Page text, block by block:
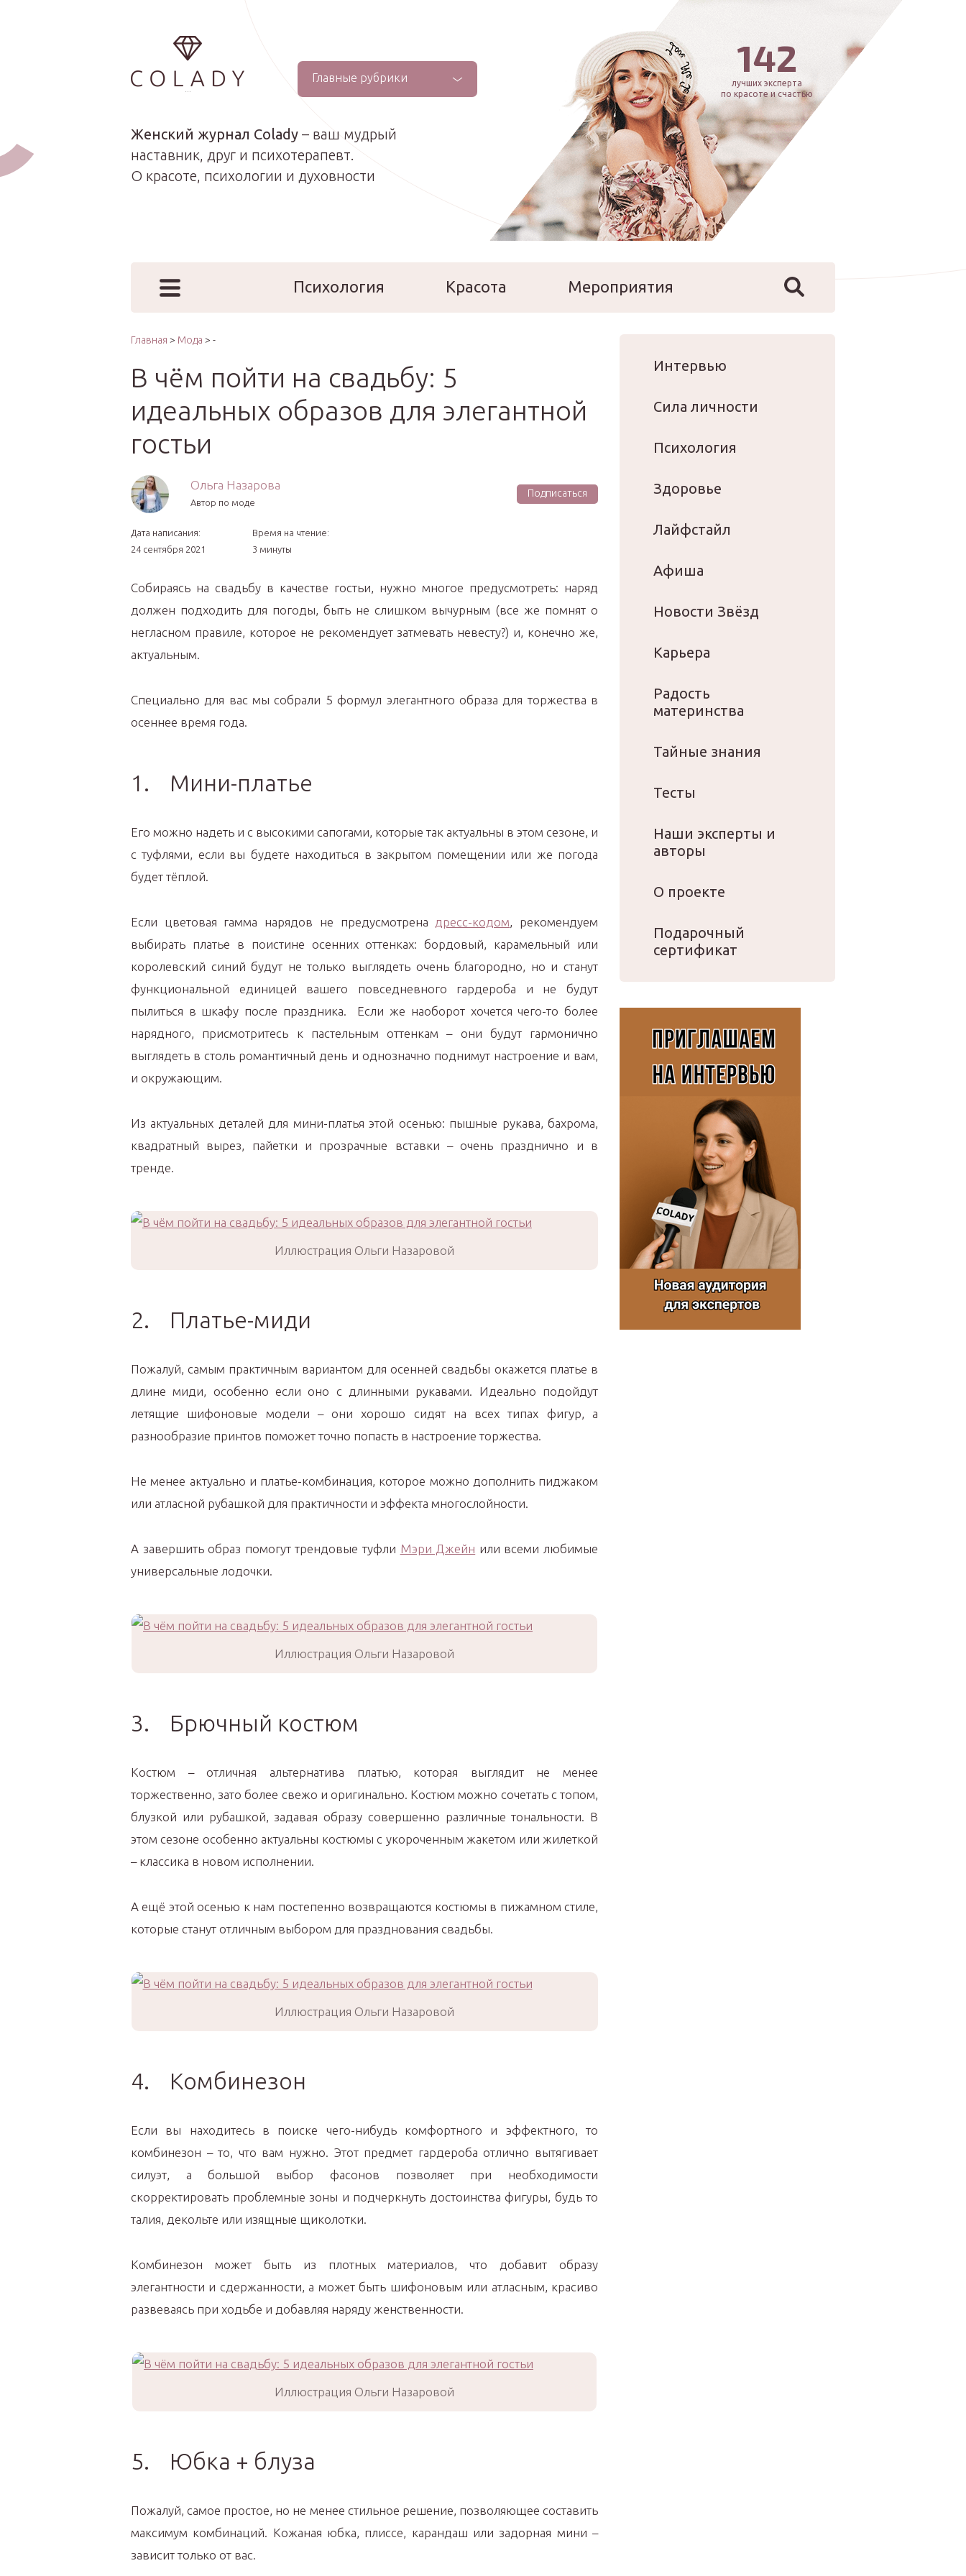
...
Главные рубрики
Женский журнал Colady – ваш мудрый
наставник, друг и психотерапевт.
О красоте, психологии и духовности
142
лучших эксперта
по красоте и счастью
Психология Красота
Мероприятия
Главная > Мода > -
В чём пойти на свадьбу: 5
идеальных образов для элегантной
гостьи
Ольга Назарова
Автор по моде
Подписаться
Дата написания:
24 сентября 2021
Время на чтение:
3 минуты
Собираясь на свадьбу в качестве гостьи, нужно многое предусмотреть: наряд
должен подходить для погоды, быть не слишком вычурным (все же помнят о
негласном правиле, которое не рекомендует затмевать невесту?) и, конечно же,
актуальным.
Специально для вас мы собрали 5 формул элегантного образа для торжества в
осеннее время года.
1. Мини-платье
Его можно надеть и с высокими сапогами, которые так актуальны в этом сезоне, и
с туфлями, если вы будете находиться в закрытом помещении или же погода
будет тёплой.
Если цветовая гамма нарядов не предусмотрена дресс-кодом, рекомендуем
выбирать платье в поистине осенних оттенках: бордовый, карамельный или
королевский синий будут не только выглядеть очень благородно, но и станут
функциональной единицей вашего повседневного гардероба и не будут
пылиться в шкафу после праздника. Если же наоборот хочется чего-то более
нарядного, присмотритесь к пастельным оттенкам – они будут гармонично
выглядеть в столь романтичный день и однозначно поднимут настроение и вам,
и окружающим.
Из актуальных деталей для мини-платья этой осенью: пышные рукава, бахрома,
квадратный вырез, пайетки и прозрачные вставки – очень празднично и в
тренде.
Иллюстрация Ольги Назаровой
2. Платье-миди
Пожалуй, самым практичным вариантом для осенней свадьбы окажется платье в
длине миди, особенно если оно с длинными рукавами. Идеально подойдут
летящие шифоновые модели – они хорошо сидят на всех типах фигур, а
разнообразие принтов поможет точно попасть в настроение торжества.
Не менее актуально и платье-комбинация, которое можно дополнить пиджаком
или атласной рубашкой для практичности и эффекта многослойности.
А завершить образ помогут трендовые туфли Мэри Джейн или всеми любимые
универсальные лодочки.
Иллюстрация Ольги Назаровой
3. Брючный костюм
Костюм – отличная альтернатива платью, которая выглядит не менее
торжественно, зато более свежо и оригинально. Костюм можно сочетать с топом,
блузкой или рубашкой, задавая образу совершенно различные тональности. В
этом сезоне особенно актуальны костюмы с укороченным жакетом или жилеткой
– классика в новом исполнении.
А ещё этой осенью к нам постепенно возвращаются костюмы в пижамном стиле,
которые станут отличным выбором для празднования свадьбы.
Иллюстрация Ольги Назаровой
4. Комбинезон
Если вы находитесь в поиске чего-нибудь комфортного и эффектного, то
комбинезон – то, что вам нужно. Этот предмет гардероба отлично вытягивает
силуэт, а большой выбор фасонов позволяет при необходимости
скорректировать проблемные зоны и подчеркнуть достоинства фигуры, будь то
талия, декольте или изящные щиколотки.
Комбинезон может быть из плотных материалов, что добавит образу
элегантности и сдержанности, а может быть шифоновым или атласным, красиво
развеваясь при ходьбе и добавляя наряду женственности.
Иллюстрация Ольги Назаровой
5. Юбка + блуза
Пожалуй, самое простое, но не менее стильное решение, позволяющее составить
максимум комбинаций. Кожаная юбка, плиссе, карандаш или задорная мини –
зависит только от вас.
Интервью
Сила личности
Психология
Здоровье
Лайфстайл
Афиша
Новости Звёзд
Карьера
Радость
материнства
Тайные знания
Тесты
Наши эксперты и
авторы
О проекте
Подарочный
сертификат